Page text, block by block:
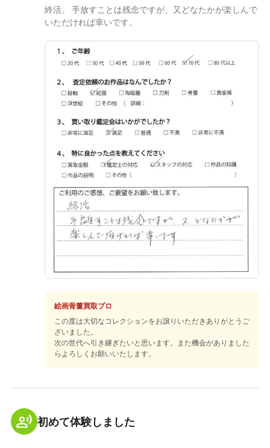
終活。 手放すことは残念ですが、又どなたかが楽しんで
いただければ幸いです。
絵画骨董買取プロ
この度は大切なコレクションをお譲りいただきありがとうご
ざいました。
次の世代へ引き継ぎたいと思います。また機会がありました
らよろしくお願いいたします。
初めて体験しました